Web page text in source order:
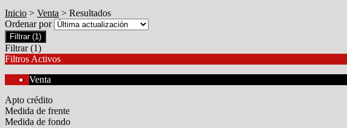
Inicio > Venta > Resultados
Ordenar por
Filtrar (1)
Filtrar (1)
Filtros Activos
Venta
Apto crédito
Medida de frente
Medida de fondo